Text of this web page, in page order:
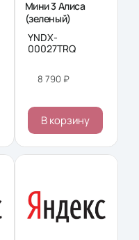
Мини 3 Алиса
(зеленый)
YNDX-
00027TRQ
8 790 ₽
В корзину